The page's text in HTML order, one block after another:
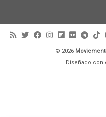
· © 2026
Diseñado con